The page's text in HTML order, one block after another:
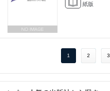
紙版
1 2 3